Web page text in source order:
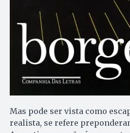
Mas pode ser vista como
realista, se refere